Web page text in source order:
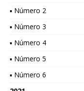
▪ Número 2
▪ Número 3
▪ Número 4
▪ Número 5
▪ Número 6